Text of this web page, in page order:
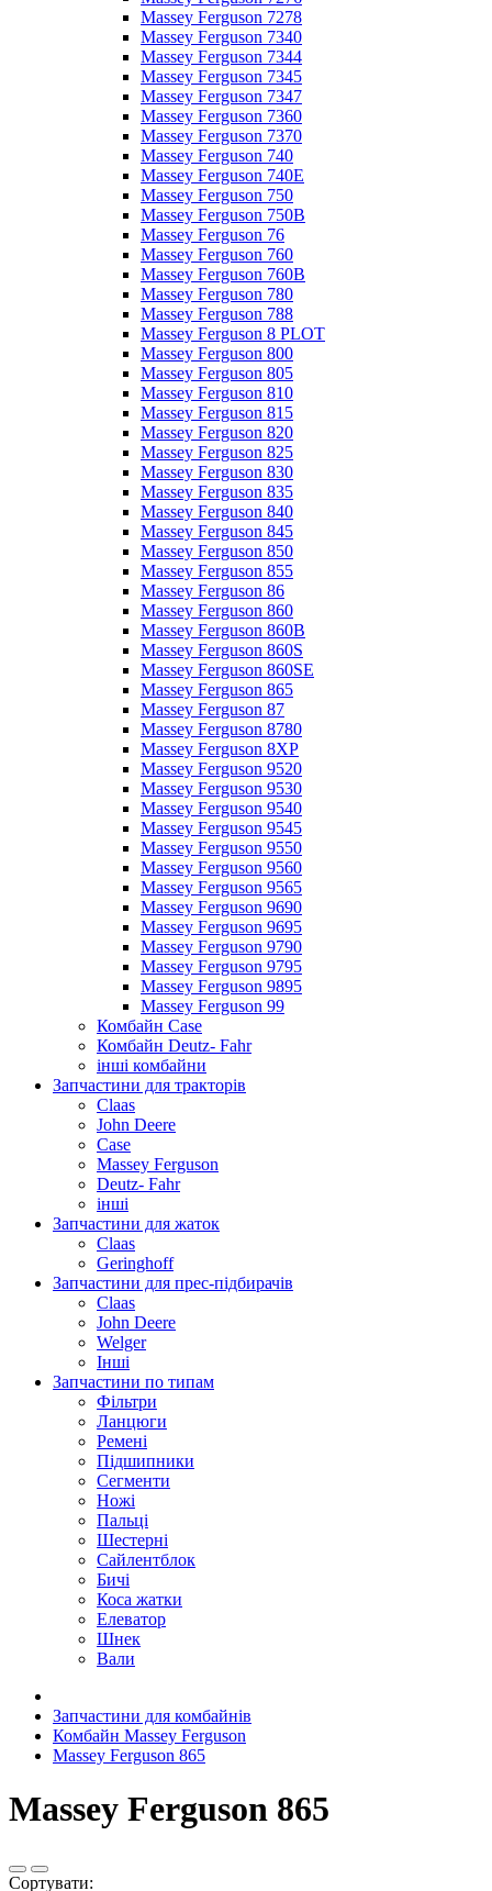
Massey Ferguson 7278
Massey Ferguson 7340
Massey Ferguson 7344
Massey Ferguson 7345
Massey Ferguson 7347
Massey Ferguson 7360
Massey Ferguson 7370
Massey Ferguson 740
Massey Ferguson 740E
Massey Ferguson 750
Massey Ferguson 750B
Massey Ferguson 76
Massey Ferguson 760
Massey Ferguson 760B
Massey Ferguson 780
Massey Ferguson 788
Massey Ferguson 8 PLOT
Massey Ferguson 800
Massey Ferguson 805
Massey Ferguson 810
Massey Ferguson 815
Massey Ferguson 820
Massey Ferguson 825
Massey Ferguson 830
Massey Ferguson 835
Massey Ferguson 840
Massey Ferguson 845
Massey Ferguson 850
Massey Ferguson 855
Massey Ferguson 86
Massey Ferguson 860
Massey Ferguson 860B
Massey Ferguson 860S
Massey Ferguson 860SE
Massey Ferguson 865
Massey Ferguson 87
Massey Ferguson 8780
Massey Ferguson 8XP
Massey Ferguson 9520
Massey Ferguson 9530
Massey Ferguson 9540
Massey Ferguson 9545
Massey Ferguson 9550
Massey Ferguson 9560
Massey Ferguson 9565
Massey Ferguson 9690
Massey Ferguson 9695
Massey Ferguson 9790
Massey Ferguson 9795
Massey Ferguson 9895
Massey Ferguson 99
Комбайн Case
Комбайн Deutz- Fahr
інші комбайни
Запчастини для тракторів
Claas
John Deere
Case
Massey Ferguson
Deutz- Fahr
інші
Запчастини для жаток
Claas
Geringhoff
Запчастини для прес-підбирачів
Claas
John Deere
Welger
Інші
Запчастини по типам
Фільтри
Ланцюги
Ремені
Підшипники
Сегменти
Ножі
Пальці
Шестерні
Сайлентблок
Бичі
Коса жатки
Елеватор
Шнек
Вали
Запчастини для комбайнів
Комбайн Massey Ferguson
Massey Ferguson 865
Massey Ferguson 865
Сортувати: